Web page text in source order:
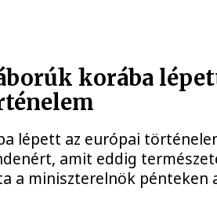
korába
lépett az európai
amit eddig
a miniszterelnök pénteken